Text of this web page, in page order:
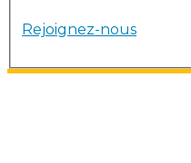
Rejoignez-nous